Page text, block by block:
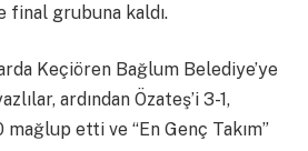
final grubuna kaldı.
Keçiören Bağlum Belediye’ye
ardından Özateş’i 3-1,
mağlup etti ve “En Genç Takım”